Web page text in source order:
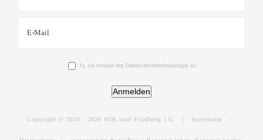
Ja, ich stimme den Datenschutzbestimmungen zu.
Anmelden
Copyright © 2020 - 2026 WIR sind Friedberg i.G. | Impressum